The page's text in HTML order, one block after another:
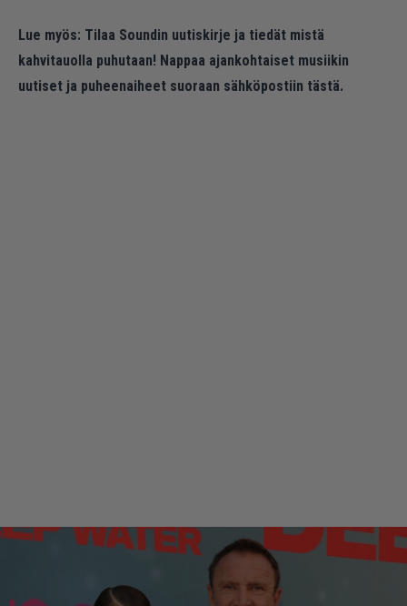
Lue myös: Tilaa Soundin uutiskirje ja tiedät mistä
kahvitauolla puhutaan! Nappaa ajankohtaiset musiikin
uutiset ja puheenaiheet suoraan sähköpostiin tästä.